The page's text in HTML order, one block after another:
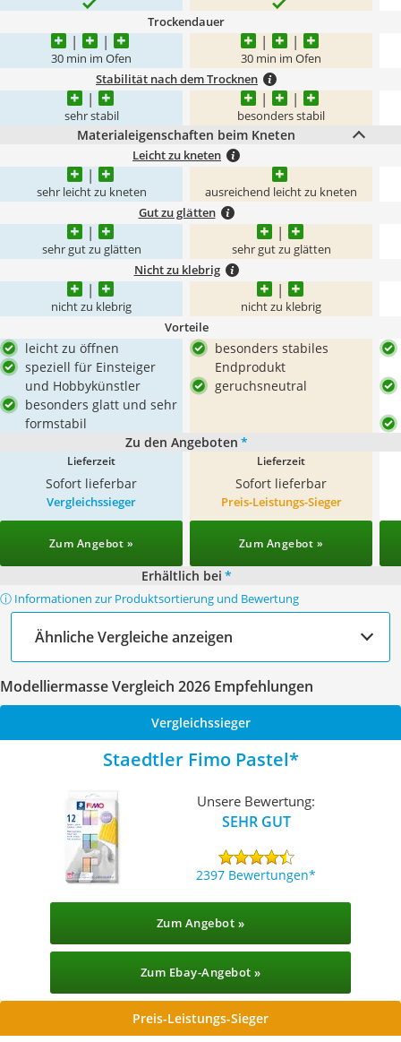
Trockendauer
30 min im Ofen 30 min im Ofen
Stabilität nach dem Trocknen
sehr stabil besonders stabil
Materialeigenschaften beim Kneten
Leicht zu kneten
sehr leicht zu kneten ausreichend leicht zu kneten
Gut zu glätten
sehr gut zu glätten sehr gut zu glätten
Nicht zu klebrig
nicht zu klebrig nicht zu klebrig
Vorteile
leicht zu öffnen
speziell für Einsteiger
und Hobbykünstler
besonders glatt und sehr
formstabil
besonders stabiles
Endprodukt
geruchsneutral
Zu den Angeboten *
Lieferzeit
Sofort lieferbar
Lieferzeit
Sofort lieferbar
Vergleichssieger
Zum Angebot »
Preis-Leistungs-Sieger
Zum Angebot »
Erhältlich bei *
ⓘ Informationen zur Produktsortierung und Bewertung
Ähnliche Vergleiche anzeigen
Modelliermasse Vergleich 2026 Empfehlungen
Vergleichssieger
Staedtler Fimo Pastel
Unsere Bewertung:
SEHR GUT
2397 Bewertungen
Zum Angebot »
Zum Ebay-Angebot »
Preis-Leistungs-Sieger